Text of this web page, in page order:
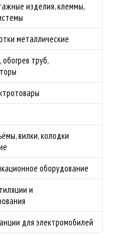
изделия, клеммы,
металлические
труб,
вилки, колодки
оборудование
и
для электромобилей